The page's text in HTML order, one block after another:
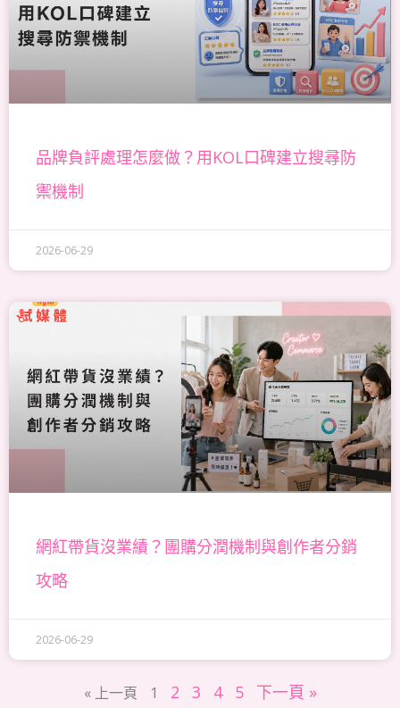
品牌負評處理怎麼做？用KOL口碑建立搜尋防
禦機制
2026-06-29
網紅帶貨沒業績？團購分潤機制與創作者分銷
攻略
2026-06-29
« 上一頁 1 2 3 4 5 下一頁 »